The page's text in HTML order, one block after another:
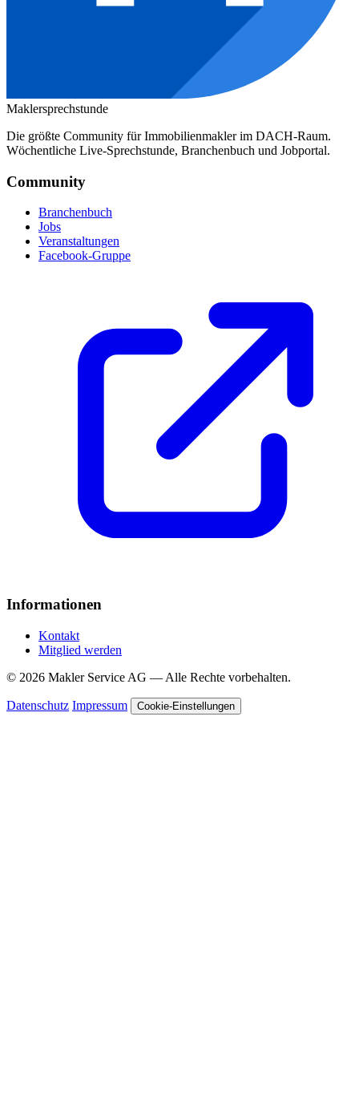
Maklersprechstunde
Die größte Community für Immobilienmakler im DACH-Raum.
Wöchentliche Live-Sprechstunde, Branchenbuch und Jobportal.
Community
Branchenbuch
Jobs
Veranstaltungen
Facebook-Gruppe
Informationen
Kontakt
Mitglied werden
© 2026 Makler Service AG — Alle Rechte vorbehalten.
Datenschutz Impressum Cookie-Einstellungen